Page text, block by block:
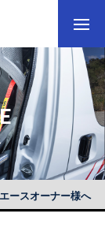
ースオーナー様へ